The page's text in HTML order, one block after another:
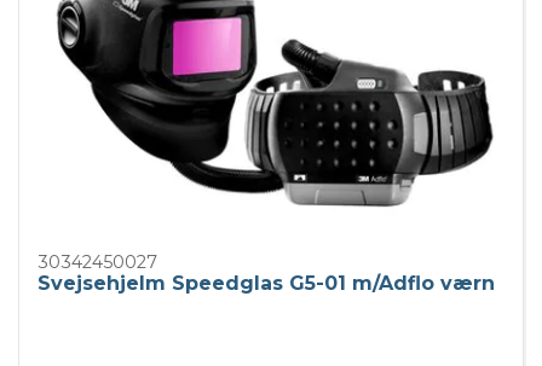
30342450027
Svejsehjelm Speedglas G5-01 m/Adflo værn